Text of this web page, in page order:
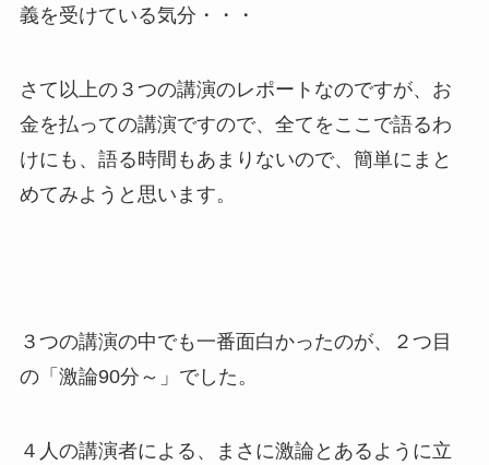
義を受けている気分・・・
さて以上の３つの講演のレポートなのですが、お
金を払っての講演ですので、全てをここで語るわ
けにも、語る時間もあまりないので、簡単にまと
めてみようと思います。
３つの講演の中でも一番面白かったのが、２つ目
の「激論90分～」でした。
４人の講演者による、まさに激論とあるように立